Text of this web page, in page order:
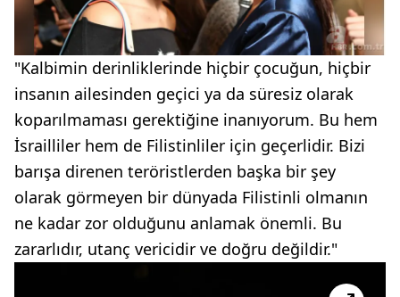
"Kalbimin derinliklerinde hiçbir çocuğun, hiçbir
insanın ailesinden geçici ya da süresiz olarak
koparılmaması gerektiğine inanıyorum. Bu hem
İsrailliler hem de Filistinliler için geçerlidir. Bizi
barışa direnen teröristlerden başka bir şey
olarak görmeyen bir dünyada Filistinli olmanın
ne kadar zor olduğunu anlamak önemli. Bu
zararlıdır, utanç vericidir ve doğru değildir."